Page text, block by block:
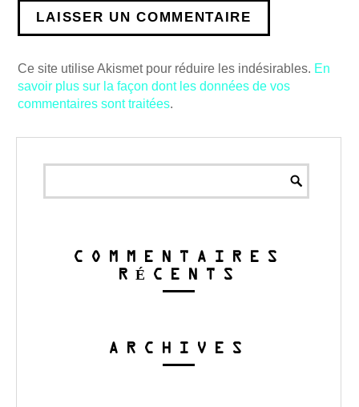
Ce site utilise Akismet pour réduire les indésirables. En
savoir plus sur la façon dont les données de vos
commentaires sont traitées.
COMMENTAIRES
RÉCENTS
ARCHIVES